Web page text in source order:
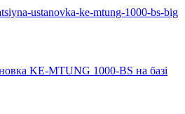
KE-MTUNG 1000-BS на базi